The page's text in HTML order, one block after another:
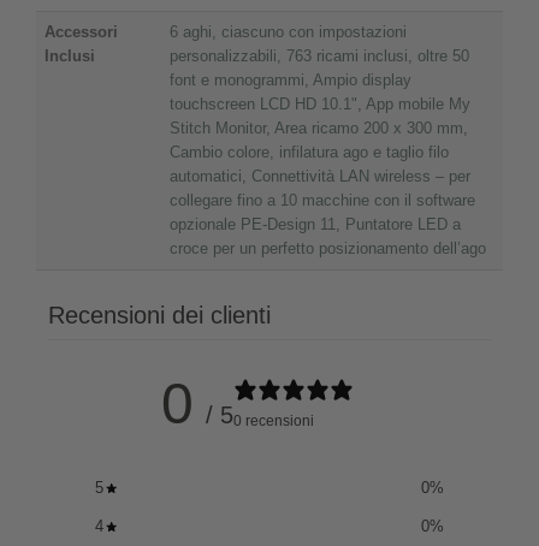
Accessori
Inclusi
6 aghi, ciascuno con impostazioni
personalizzabili
763 ricami inclusi, oltre 50
font e monogrammi ,Ampio display
touchscreen LCD HD 10.1" ,App mobile My
Stitch Monitor,Area ricamo 200 x 300 mm
Cambio colore, infilatura ago e taglio filo
automatici
Connettività LAN wireless – per
collegare fino a 10 macchine con il software
opzionale PE-Design 11
Puntatore LED a
croce per un perfetto posizionamento dell’ago
Recensioni dei clienti
0 / 50 recensioni
5 0%
4 0%